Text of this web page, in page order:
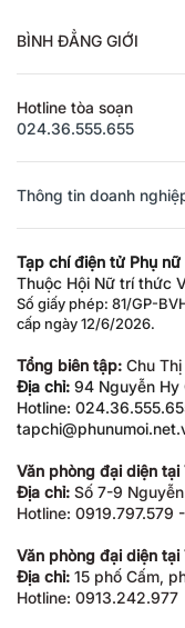
BÌNH ĐẲNG GIỚI
Hotline tòa soạn
024.36.555.655
Thông tin doanh
Tạp chí điện tử Phụ nữ
Thuộc Hội Nữ trí thức
Số giấy phép: 81/GP-
cấp ngày 12/6/2026.
Tổng biên tập: Chu
Địa chỉ: 94 Nguyễn Hy
Hotline:
Văn phòng đại diện tại
Địa chỉ: Số 7-9
Hotline: 0919.797.579
Văn phòng đại diện tại
Địa chỉ: 15 phố Cấm,
Hotline: 0913.242.977